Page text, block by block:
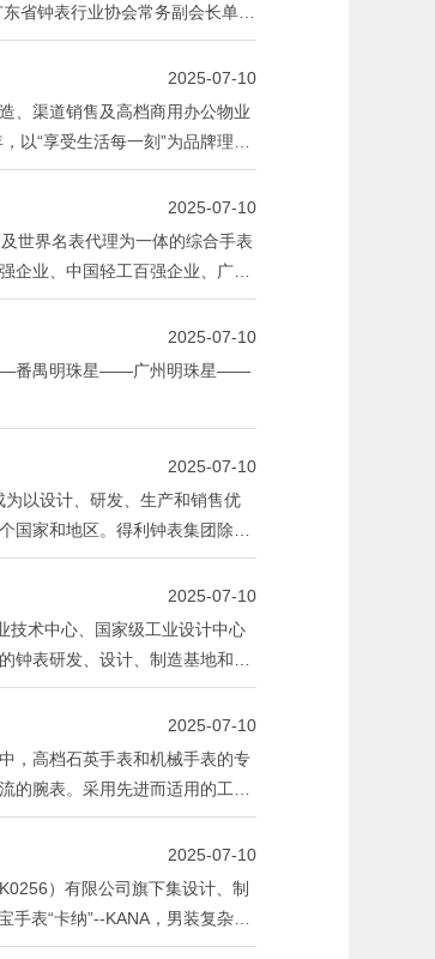
省钟表行业协会常务副会长单
星皇表”、瑞士注册品牌——“爱
2025-07-10
、渠道销售及高档商用办公物业
以“享受生活每一刻”为品牌理
越、高效、务实、创新”的核心
时尚潮流的手表品牌。2025-07-10
世界名表代理为一体的综合手表
企业、中国轻工百强企业、广东
奖等100多项荣誉，未来，雷诺
2025-07-10
——番禺明珠星——广州明珠星——
2025-07-10
以设计、研发、生产和销售优
国家和地区。得利钟表集团除了
2025-07-10
技术中心、国家级工业设计中心
钟表研发、设计、制造基地和钟
2025-07-10
，高档石英手表和机械手表的专
的腕表。采用先进而适用的工艺
位的腕表。
2025-07-10
）有限公司旗下集设计、制
表“卡纳”--KANA，男装复杂机